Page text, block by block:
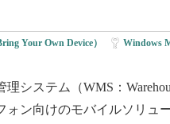
Your Own Device） Windows
システム（WMS：
ォン向けのモバイルソリュ